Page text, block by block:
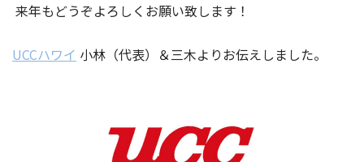
来年もどうぞよろしくお願い致します！
UCCハワイ ⼩林（代表）＆三⽊よりお伝えしました。